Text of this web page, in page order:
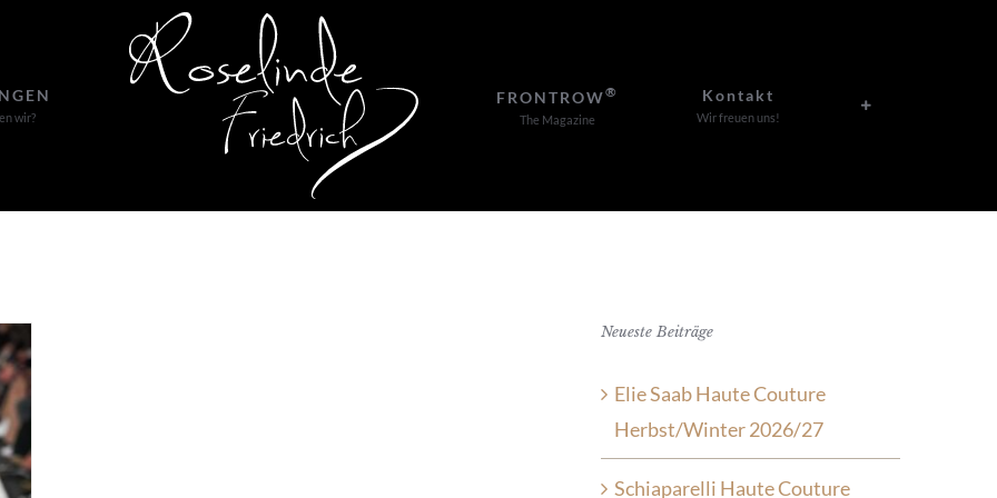
wir?
FRONTROW®
The Magazine
Kontakt
Wir freuen uns!
Neueste Beiträge
Elie Saab Haute Couture
Herbst/Winter 2026/27
Schiaparelli Haute Couture